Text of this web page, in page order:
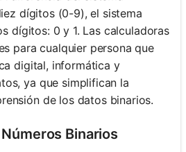
dígitos (0-9), el sistema
dígitos: 0 y 1. Las calculadoras
para cualquier persona que
digital, informática y
ya que simplifican la
de los datos binarios.
Binarios